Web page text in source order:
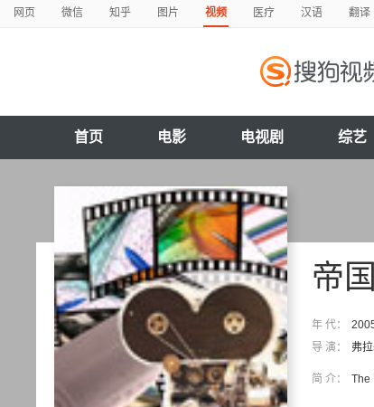
网页 微信 知乎 图片 视频 医疗 汉语 翻译
首页 电影 电视剧 综艺
帝
年 代：
导 演：
弗
简 介： The